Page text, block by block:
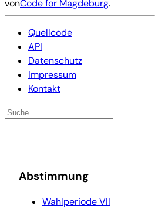
vonCode for Magdeburg.
Quellcode
API
Datenschutz
Impressum
Kontakt
Abstimmung
Wahlperiode VII